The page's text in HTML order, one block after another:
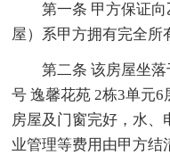
第一条 甲方保证
屋）系甲方拥有完全所
第二条 该房屋坐
号 逸馨花苑 2栋3单元6
房屋及门窗完好，水、
业管理等费用由甲方结